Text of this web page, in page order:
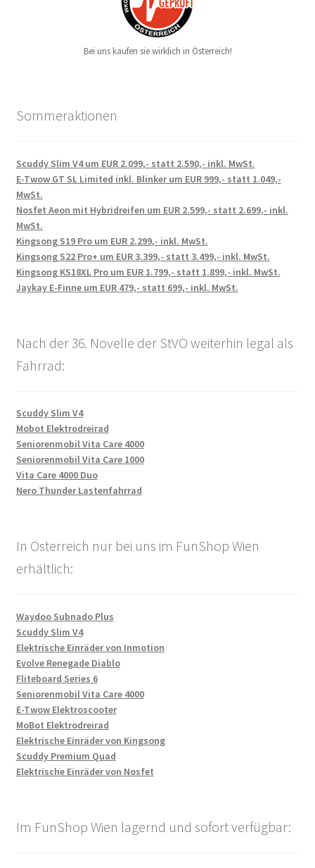
Bei uns kaufen sie wirklich in Österreich!
Sommeraktionen
Scuddy Slim V4 um EUR 2.099,- statt 2.590,- inkl. MwSt.
E-Twow GT SL Limited inkl. Blinker um EUR 999,- statt 1.049,-
MwSt.
Nosfet Aeon mit Hybridreifen um EUR 2.599,- statt 2.699,- inkl.
MwSt.
Kingsong S19 Pro um EUR 2.299,- inkl. MwSt.
Kingsong S22 Pro+ um EUR 3.399,- statt 3.499,- inkl. MwSt.
Kingsong KS18XL Pro um EUR 1.799,- statt 1.899,- inkl. MwSt.
Jaykay E-Finne um EUR 479,- statt 699,- inkl. MwSt.
Nach der 36. Novelle der StVO weiterhin legal als
Fahrrad:
Scuddy Slim V4
Mobot Elektrodreirad
Seniorenmobil Vita Care 4000
Seniorenmobil Vita Care 1000
Vita Care 4000 Duo
Nero Thunder Lastenfahrrad
In Österreich nur bei uns im FunShop Wien
erhältlich:
Waydoo Subnado Plus
Scuddy Slim V4
Elektrische Einräder von Inmotion
Evolve Renegade Diablo
Fliteboard Series 6
Seniorenmobil Vita Care 4000
E-Twow Elektroscooter
MoBot Elektrodreirad
Elektrische Einräder von Kingsong
Scuddy Premium Quad
Elektrische Einräder von Nosfet
Im FunShop Wien lagernd und sofort verfügbar: